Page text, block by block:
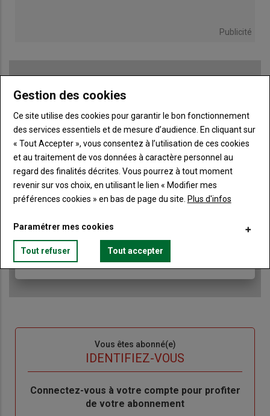
Publicité
TITRE JE M'ABONNE
Body A partir de 85€
Lien JE M'ABONNE
Liste
puce
Accédez à tous les articles du site Terre de Touraine
numérique, sur tous les supports
Ne manquez aucune information grâce à la
newsletter du journal Terre de Touraine
Vous êtes abonné(e)
IDENTIFIEZ-VOUS
Body
Connectez-vous à votre compte pour profiter
de votre abonnement
Gestion des cookies
Ce site utilise des cookies pour garantir le bon fonctionnement
des services essentiels et de mesure d’audience. En cliquant sur
« Tout Accepter », vous consentez à l’utilisation de ces cookies
et au traitement de vos données à caractère personnel au
regard des finalités décrites. Vous pourrez à tout moment
revenir sur vos choix, en utilisant le lien « Modifier mes
préférences cookies » en bas de page du site. Plus d'infos
Paramétrer mes cookies
Tout refuser Tout accepter